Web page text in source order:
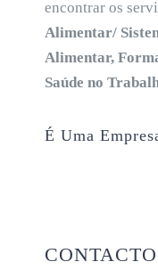
encontrar os
Alimentar/
Alimentar,
Saúde no
É Uma